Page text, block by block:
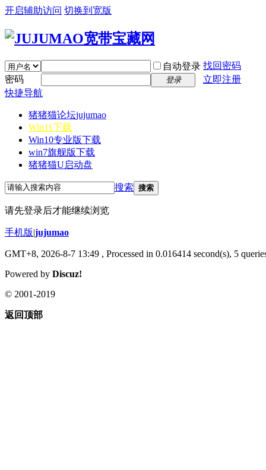
开启辅助访问 切换到宽版
自动登录 找回密码
密码
登录
立即注册
快捷导航
猪猪猫论坛jujumao
Win11下载
Win10专业版下载
win7旗舰版下载
猪猪猫U启动盘
搜索 搜索
请先登录后才能继续浏览
手机版|jujumao
GMT+8, 2026-8-7 13:49 , Processed in 0.016414 second(s), 5
Powered by Discuz!
© 2001-2019
返回顶部